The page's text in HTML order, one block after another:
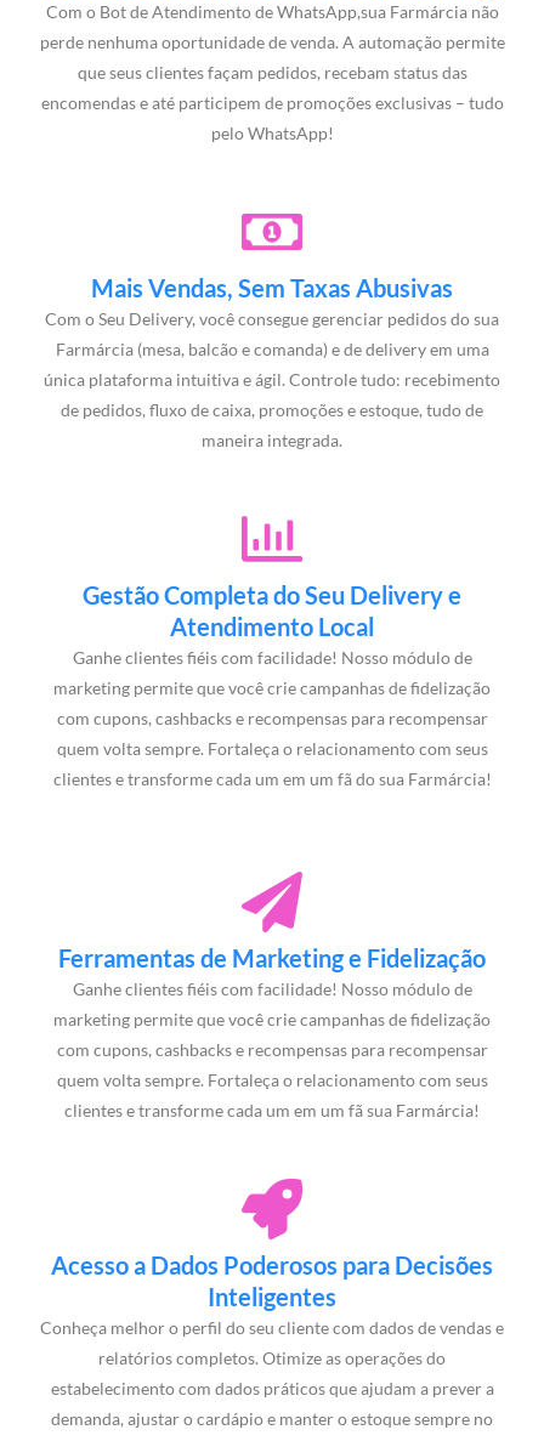
Com o Bot de Atendimento de WhatsApp,sua Farmárcia não
perde nenhuma oportunidade de venda. A automação permite
que seus clientes façam pedidos, recebam status das
encomendas e até participem de promoções exclusivas – tudo
pelo WhatsApp!
Mais Vendas, Sem Taxas Abusivas
Com o Seu Delivery, você consegue gerenciar pedidos do sua
Farmárcia (mesa, balcão e comanda) e de delivery em uma
única plataforma intuitiva e ágil. Controle tudo: recebimento
de pedidos, fluxo de caixa, promoções e estoque, tudo de
maneira integrada.
Gestão Completa do Seu Delivery e
Atendimento Local
Ganhe clientes fiéis com facilidade! Nosso módulo de
marketing permite que você crie campanhas de fidelização
com cupons, cashbacks e recompensas para recompensar
quem volta sempre. Fortaleça o relacionamento com seus
clientes e transforme cada um em um fã do sua Farmárcia!
Ferramentas de Marketing e Fidelização
Ganhe clientes fiéis com facilidade! Nosso módulo de
marketing permite que você crie campanhas de fidelização
com cupons, cashbacks e recompensas para recompensar
quem volta sempre. Fortaleça o relacionamento com seus
clientes e transforme cada um em um fã sua Farmárcia!
Acesso a Dados Poderosos para Decisões
Inteligentes
Conheça melhor o perfil do seu cliente com dados de vendas e
relatórios completos. Otimize as operações do
estabelecimento com dados práticos que ajudam a prever a
demanda, ajustar o cardápio e manter o estoque sempre no